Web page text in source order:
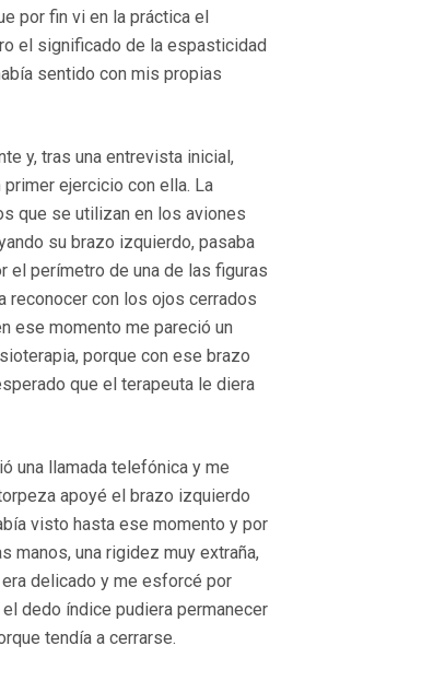
por fin vi en la práctica el
el significado de la espasticidad
sentido con mis propias
y, tras una entrevista inicial,
ejercicio con ella. La
que se utilizan en los aviones
su brazo izquierdo, pasaba
el perímetro de una de las figuras
reconocer con los ojos cerrados
ese momento me pareció un
porque con ese brazo
que el terapeuta le diera
una llamada telefónica y me
apoyé el brazo izquierdo
visto hasta ese momento y por
manos, una rigidez muy extraña,
delicado y me esforcé por
dedo índice pudiera permanecer
tendía a cerrarse.